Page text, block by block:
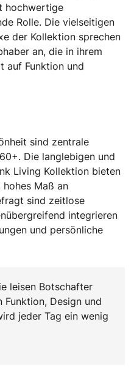
hochwertige
Rolle. Die vielseitigen
der Kollektion sprechen
an, die in ihrem
auf Funktion und
sind zentrale
Die langlebigen und
Living Kollektion bieten
Maß an
sind zeitlose
integrieren
und persönliche
leisen Botschafter
Funktion, Design und
jeder Tag ein wenig